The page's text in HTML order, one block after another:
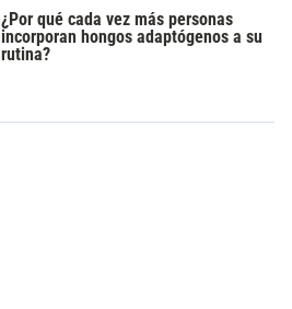
¿Por qué cada vez más personas
incorporan hongos adaptógenos a su
rutina?